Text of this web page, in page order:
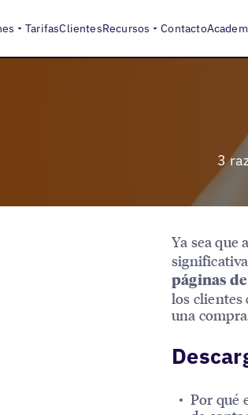
TarifasClientesRecursos Contacto
por las que necesitas un localizador de
3
Ya sea que
páginas
los clientes
una
Por qué